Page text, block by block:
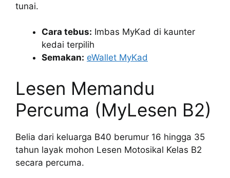
tunai.
Cara tebus: Imbas MyKad di kaunter
kedai terpilih
Semakan: eWallet MyKad
Lesen Memandu
Percuma (MyLesen B2)
Belia dari keluarga B40 berumur 16 hingga 35
tahun layak mohon Lesen Motosikal Kelas B2
secara percuma.